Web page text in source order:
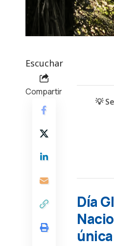
Escuchar
Compartir
💡
Día
única